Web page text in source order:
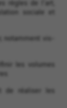
règles de l'art,
sociale et
vis-
les volumes
de réaliser les